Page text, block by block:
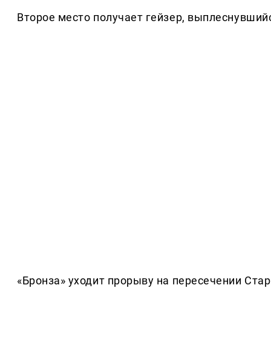
Второе место получает гейзер,
«Бронза» уходит прорыву на пересечении